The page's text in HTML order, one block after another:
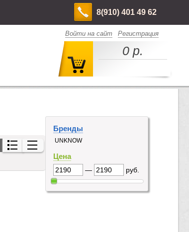
8(910) 401 49 62
Войти на сайт Регистрация
0 р.
Бренды
UNKNOW
Цена
— руб.